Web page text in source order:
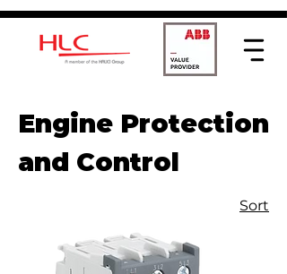
Engine Protection
and Control
Sort